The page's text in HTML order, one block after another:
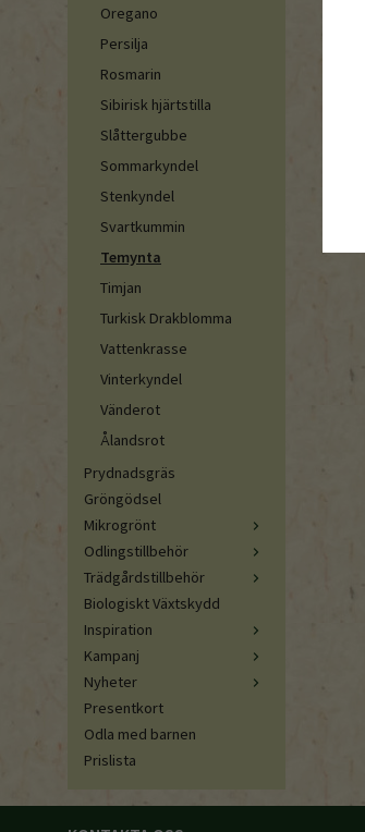
Oregano
Persilja
Rosmarin
Sibirisk hjärtstilla
Slåttergubbe
Sommarkyndel
Stenkyndel
Svartkummin
Temynta
Timjan
Turkisk Drakblomma
Vattenkrasse
Vinterkyndel
Vänderot
Ålandsrot
Prydnadsgräs
Gröngödsel
Mikrogrönt
Odlingstillbehör
Trädgårdstillbehör
Biologiskt Växtskydd
Inspiration
Kampanj
Nyheter
Presentkort
Odla med barnen
Prislista